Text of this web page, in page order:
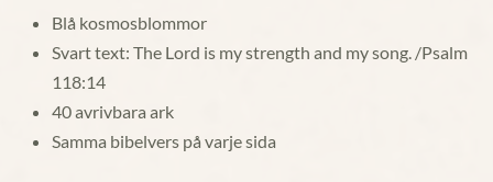
Blå kosmosblommor
Svart text: The Lord is my strength and my song. /Psalm
118:14
40 avrivbara ark
Samma bibelvers på varje sida